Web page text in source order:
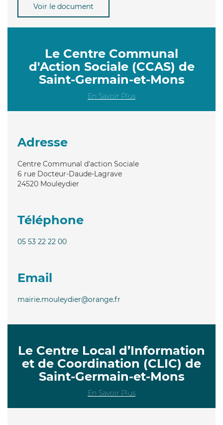
Voir le document
Le Centre Communal
d'Action Sociale (CCAS) de
Saint-Germain-et-Mons
En Savoir Plus
Adresse
Centre Communal d'action Sociale
6 rue Docteur-Daude-Lagrave
24520 Mouleydier
Téléphone
05 53 22 22 00
Email
mairie.mouleydier@orange.fr
Le Centre Local d’Information
et de Coordination (CLIC) de
Saint-Germain-et-Mons
En Savoir Plus